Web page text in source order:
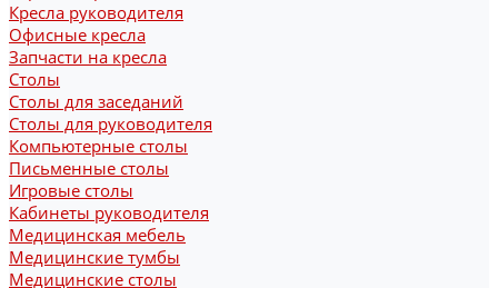
Кресла руководителя
Офисные кресла
Запчасти на кресла
Столы
Столы для заседаний
Столы для руководителя
Компьютерные столы
Письменные столы
Игровые столы
Кабинеты руководителя
Медицинская мебель
Медицинские тумбы
Медицинские столы